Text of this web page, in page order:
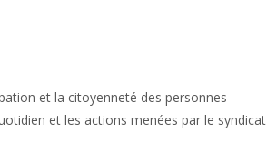
et la citoyenneté des personnes
et les actions menées par le syndicat